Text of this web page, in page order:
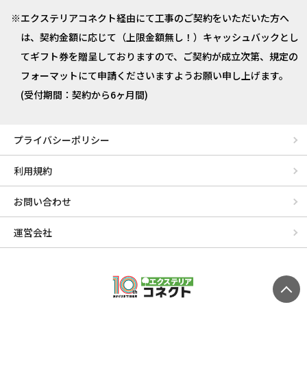
エクステリアコネクト経由にて工事のご契約をいただいた方へ
は、契約金額に応じて（上限金額無し！）キャッシュバックとし
てギフト券を贈呈しておりますので、ご契約が成立次第、規定の
フォーマットにて申請くださいますようお願い申し上げます。
(受付期間：契約から6ヶ月間)
プライバシーポリシー
利用規約
お問い合わせ
運営会社